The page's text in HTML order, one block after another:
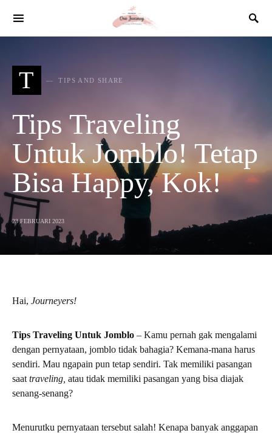
SEARCH FOR:
T TIPS AND SHARE
Tips Traveling
Untuk Jomblo! Tetap
Bisa Happy, Kok!
23 FEBRUARI 2023
Hai, Journeyers!
Tips Traveling Untuk Jomblo – Kamu pernah gak mengalami
dengan pernyataan, jomblo tidak bahagia? Kemana-mana harus
sendiri. Mau ngapain pun tetap sendiri. Tak memiliki pasangan
saat traveling, atau tidak memiliki pasangan yang bisa diajak
senang-senang?
Menurutku pernyataan tersebut salah! Kenapa banyak anggapan